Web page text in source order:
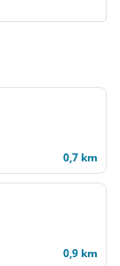
0,7 km
0,9 km